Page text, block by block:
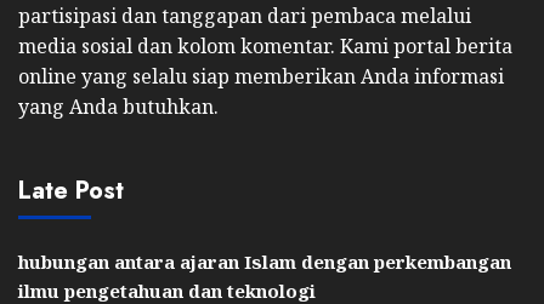
partisipasi dan tanggapan dari pembaca melalui
media sosial dan kolom komentar. Kami portal berita
online yang selalu siap memberikan Anda informasi
yang Anda butuhkan.
Late Post
hubungan antara ajaran Islam dengan perkembangan
ilmu pengetahuan dan teknologi